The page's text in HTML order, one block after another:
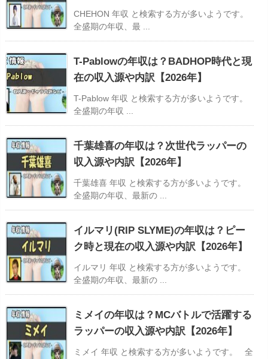
CHEHON 年収 と検索する方が多いようです。
全盛期の年収、最 ...
T-Pablowの年収は？BADHOP時代と現
在の収入源や内訳【2026年】
T-Pablow 年収 と検索する方が多いようです。
全盛期の年収 ...
千葉雄喜の年収は？次世代ラッパーの
収入源や内訳【2026年】
千葉雄喜 年収 と検索する方が多いようです。
全盛期の年収、最新の ...
イルマリ(RIP SLYME)の年収は？ピー
ク時と現在の収入源や内訳【2026年】
イルマリ 年収 と検索する方が多いようです。
全盛期の年収、最新の ...
ミメイの年収は？MCバトルで活躍する
ラッパーの収入源や内訳【2026年】
ミメイ 年収 と検索する方が多いようです。 全